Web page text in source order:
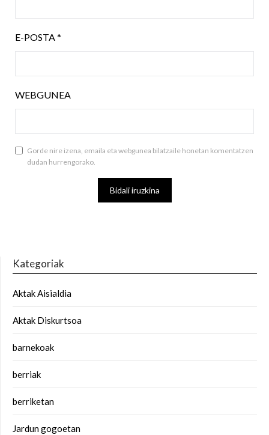
E-POSTA*
WEBGUNEA
Gorde nire izena, emaila eta webgunea bilatzaile honetan komentatzen
dudan hurrengorako.
Kategoriak
Aktak Aisialdia
Aktak Diskurtsoa
barnekoak
berriak
berriketan
Jardun gogoetan